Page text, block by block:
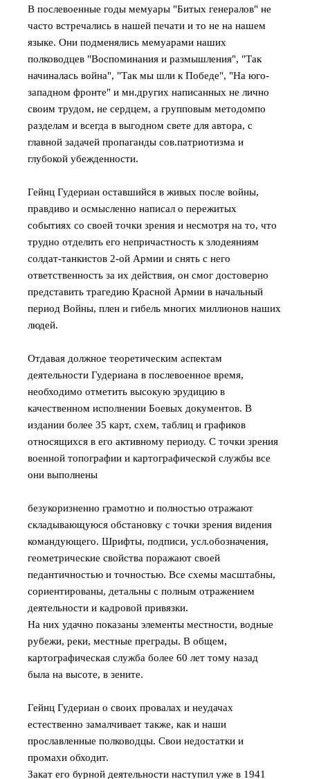
В послевоенные годы мемуары "Битых генералов" не
часто встречались в нашей печати и то не на нашем
языке. Они подменялись мемуарами наших
полководцев "Воспоминания и размышления", "Так
начиналась война", "Так мы шли к Победе", "На юго-
западном фронте" и мн.других написанных не лично
своим трудом, не сердцем, а групповым методомпо
разделам и всегда в выгодном свете для автора, с
главной задачей пропаганды сов.патриотизма и
глубокой убежденности.
Гейнц Гудериан оставшийся в живых после войны,
правдиво и осмысленно написал о пережитых
событиях со своей точки зрения и несмотря на то, что
трудно отделить его непричастность к злодеяниям
солдат-танкистов 2-ой Армии и снять с него
ответственность за их действия, он смог достоверно
представить трагедию Красной Армии в начальный
период Войны, плен и гибель многих миллионов наших
людей.
Отдавая должное теоретическим аспектам
деятельности Гудериана в послевоенное время,
необходимо отметить высокую эрудицию в
качественном исполнении Боевых документов. В
издании более 35 карт, схем, таблиц и графиков
относящихся в его активному периоду. С точки зрения
военной топографии и картографической службы все
они выполнены
безукоризненно грамотно и полностью отражают
складывающуюся обстановку с точки зрения видения
командующего. Шрифты, подписи, усл.обозначения,
геометрические свойства поражают своей
педантичностью и точностью. Все схемы масштабны,
сориентированы, детальны с полным отражением
деятельности и кадровой привязки.
На них удачно показаны элементы местности, водные
рубежи, реки, местные преграды. В общем,
картографическая служба более 60 лет тому назад
была на высоте, в зените.
Гейнц Гудериан о своих провалах и неудачах
естественно замалчивает также, как и наши
прославленные полководцы. Свои недостатки и
промахи обходит.
Закат его бурной деятельности наступил уже в 1941